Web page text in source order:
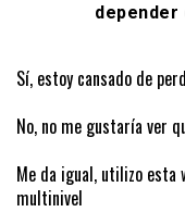
depender
Sí, estoy cansado de
No, no me gustaría ver
Me da igual, utilizo esta
multinivel